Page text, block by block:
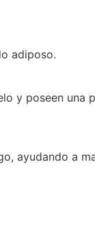
adiposo.
y poseen una
ayudando a